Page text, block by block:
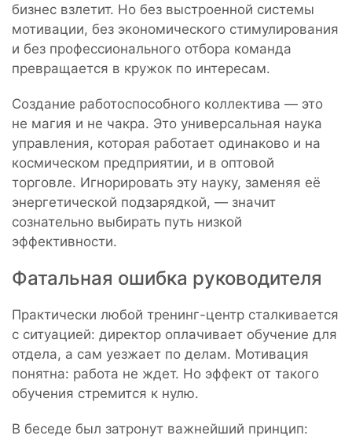
бизнес взлетит. Но без выстроенной системы
мотивации, без экономического стимулирования
и без профессионального отбора команда
превращается в кружок по интересам.
Создание работоспособного коллектива — это
не магия и не чакра. Это универсальная наука
управления, которая работает одинаково и на
космическом предприятии, и в оптовой
торговле. Игнорировать эту науку, заменяя её
энергетической подзарядкой, — значит
сознательно выбирать путь низкой
эффективности.
Фатальная ошибка руководителя
Практически любой тренинг-центр сталкивается
с ситуацией: директор оплачивает обучение для
отдела, а сам уезжает по делам. Мотивация
понятна: работа не ждет. Но эффект от такого
обучения стремится к нулю.
В беседе был затронут важнейший принцип: